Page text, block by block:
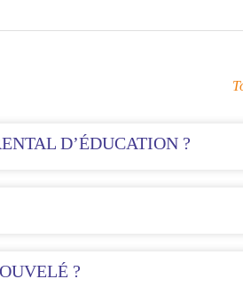
D’ÉDUCATION ?
?